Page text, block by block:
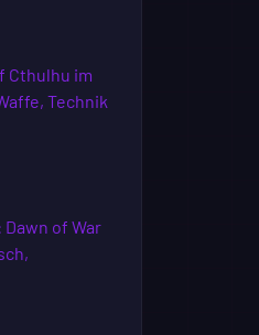
Cthulhu im
Technik
of War